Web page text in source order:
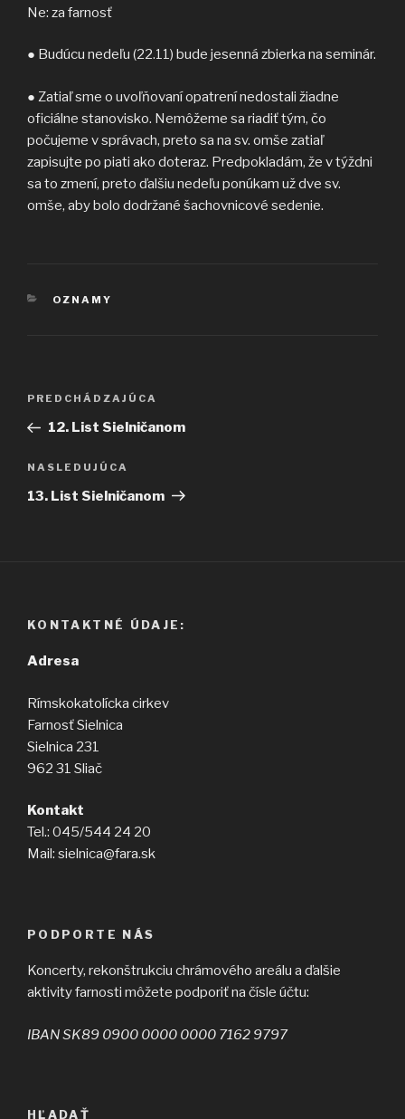
Ne: za farnosť
● Budúcu nedeľu (22.11) bude jesenná zbierka na seminár.
● Zatiaľ sme o uvoľňovaní opatrení nedostali žiadne
oficiálne stanovisko. Nemôžeme sa riadiť tým, čo
počujeme v správach, preto sa na sv. omše zatiaľ
zapisujte po piati ako doteraz. Predpokladám, že v týždni
sa to zmení, preto ďalšiu nedeľu ponúkam už dve sv.
omše, aby bolo dodržané šachovnicové sedenie.
KATEGÓRIE
OZNAMY
Navigácia
článku
Predchádzajúci
článok
PREDCHÁDZAJÚCA
12. List Sielničanom
Ďalší
článok
NASLEDUJÚCA
13. List Sielničanom
KONTAKTNÉ ÚDAJE:
Adresa
Rímskokatolícka cirkev
Farnosť Sielnica
Sielnica 231
962 31 Sliač
Kontakt
Tel.: 045/544 24 20
Mail: sielnica@fara.sk
PODPORTE NÁS
Koncerty, rekonštrukciu chrámového areálu a ďalšie
aktivity farnosti môžete podporiť na čísle účtu:
IBAN SK89 0900 0000 0000 7162 9797
HĽADAŤ